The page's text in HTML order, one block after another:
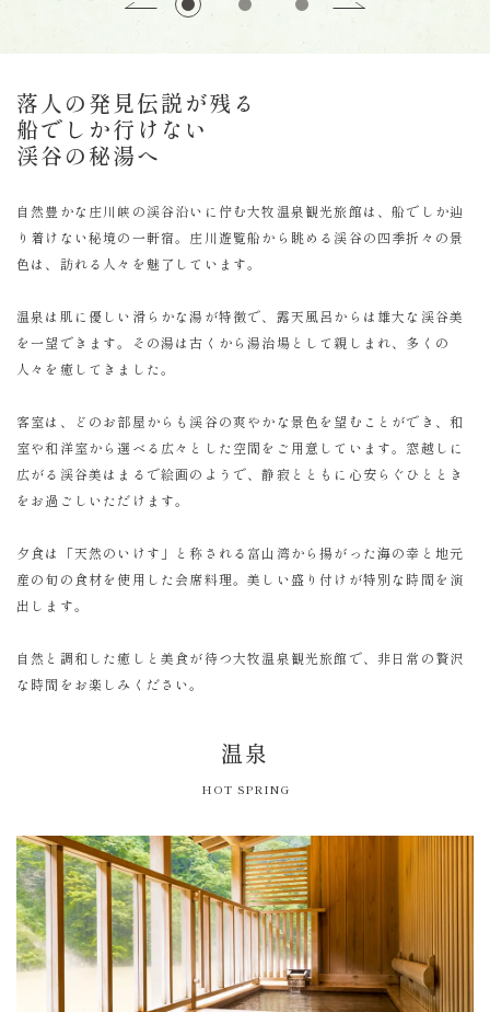
落人の発見伝説が残る
船でしか行けない
渓谷の秘湯へ
自然豊かな庄川峡の渓谷沿いに佇む大牧温泉観光旅館は、船でしか辿
り着けない秘境の一軒宿。庄川遊覧船から眺める渓谷の四季折々の景
色は、訪れる人々を魅了しています。
温泉は肌に優しい滑らかな湯が特徴で、露天風呂からは雄大な渓谷美
を一望できます。その湯は古くから湯治場として親しまれ、多くの
人々を癒してきました。
客室は、どのお部屋からも渓谷の爽やかな景色を望むことができ、和
室や和洋室から選べる広々とした空間をご用意しています。窓越しに
広がる渓谷美はまるで絵画のようで、静寂とともに心安らぐひととき
をお過ごしいただけます。
夕食は「天然のいけす」と称される富山湾から揚がった海の幸と地元
産の旬の食材を使用した会席料理。美しい盛り付けが特別な時間を演
出します。
自然と調和した癒しと美食が待つ大牧温泉観光旅館で、非日常の贅沢
な時間をお楽しみください。
温泉
HOT SPRING